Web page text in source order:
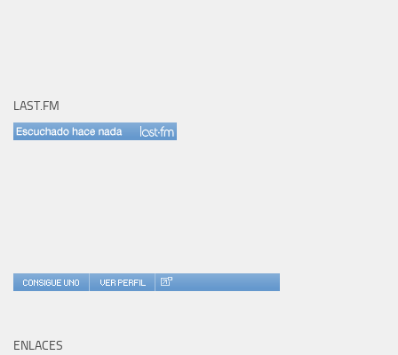
LAST.FM
ENLACES